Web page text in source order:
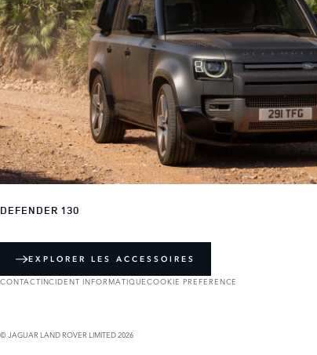
DEFENDER 130
EXPLORER LES ACCESSOIRES
CONTACTINCIDENT INFORMATIQUECOOKIE PREFERENCE
© JAGUAR LAND ROVER LIMITED 2026